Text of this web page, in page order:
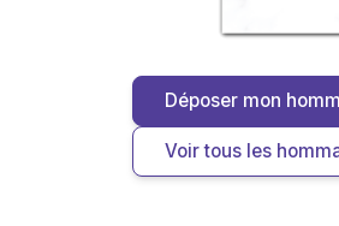
Déposer mon
Voir tous les